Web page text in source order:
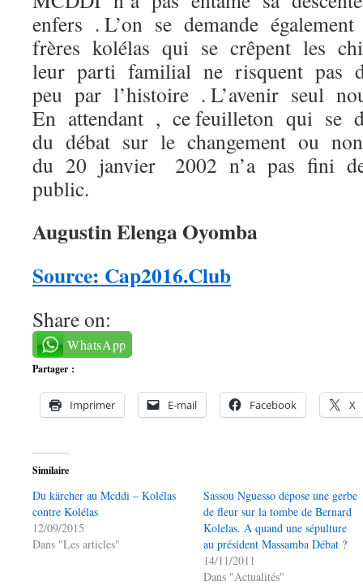
enfers . L’on se demande
frères kolélas qui se crêpent les
leur parti familial ne risquent pas
peu par l’histoire . L’avenir seul
En attendant , ce feuilleton qui
du débat sur le changement ou
du 20 janvier 2002 n’a pas fini
public.
Augustin Elenga Oyomba
Source: Cap2016.Club
Share on:
WhatsApp
Partager :
Imprimer E-mail Facebook X
Similaire
Du kärcher au Mcddi – Kolélas
contre Kolélas
12/09/2015
Dans "Les articles"
Sassou Nguesso dépose une gerbe
de fleur sur la tombe de Bernard
Kolelas. A quand une sépulture
au président Massamba Débat ?
14/11/2011
Dans "Actualités"